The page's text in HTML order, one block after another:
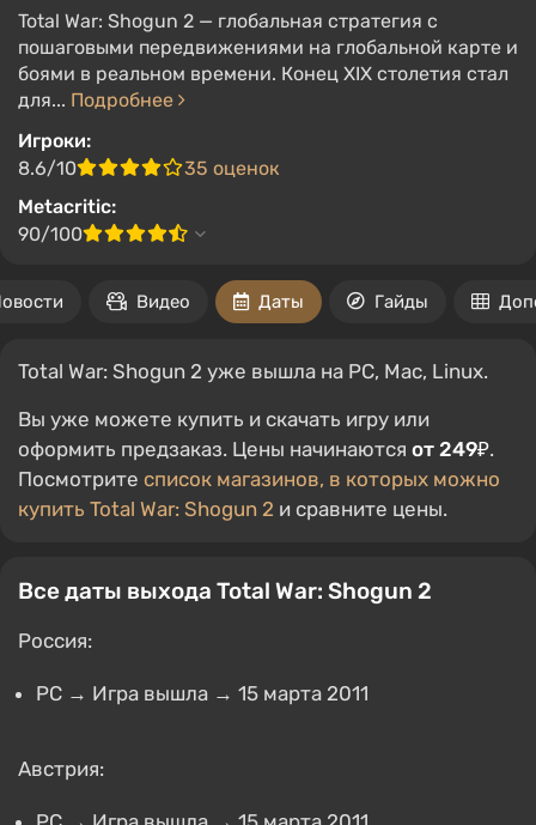
Total War: Shogun 2 — глобальная стратегия с
пошаговыми передвижениями на глобальной карте и
боями в реальном времени. Конец XIX столетия стал
для... Подробнее
Игроки:
8.6/10
35 оценок
Metacritic:
90/100
Видео Даты Гайды
Total War: Shogun 2 уже вышла на PC, Mac, Linux.
Вы уже можете купить и скачать игру или
оформить предзаказ. Цены начинаются от 249₽.
Посмотрите список магазинов, в которых можно
купить Total War: Shogun 2 и сравните цены.
Все даты выхода Total War: Shogun 2
Россия:
PC → Игра вышла → 15 марта 2011
Австрия: